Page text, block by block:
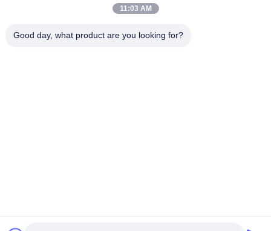
Le moule à vis à tête froide est moulé au carbure de
11:03 AM
Good day, what product are you looking for?